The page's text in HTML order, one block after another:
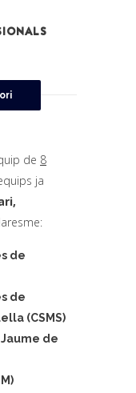
de 8
ja
de
de
(CSMS)
de